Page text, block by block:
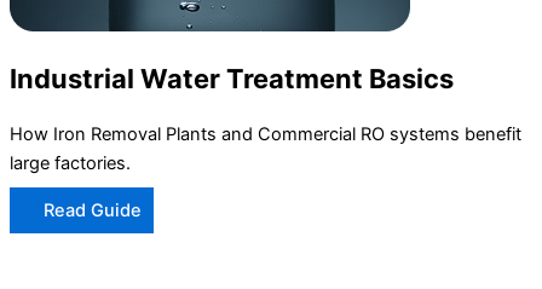
Industrial Water Treatment Basics
How Iron Removal Plants and Commercial RO systems benefit
large factories.
Read Guide